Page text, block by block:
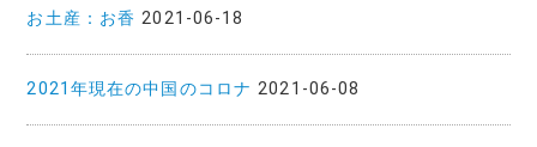
お土産：お香 2021-06-18
2021年現在の中国のコロナ 2021-06-08